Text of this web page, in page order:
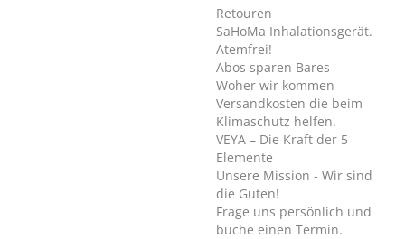
Retouren
SaHoMa Inhalationsgerät.
Atemfrei!
Abos sparen Bares
Woher wir kommen
Versandkosten die beim
Klimaschutz helfen.
VEYA – Die Kraft der 5
Elemente
Unsere Mission - Wir sind
die Guten!
Frage uns persönlich und
buche einen Termin.